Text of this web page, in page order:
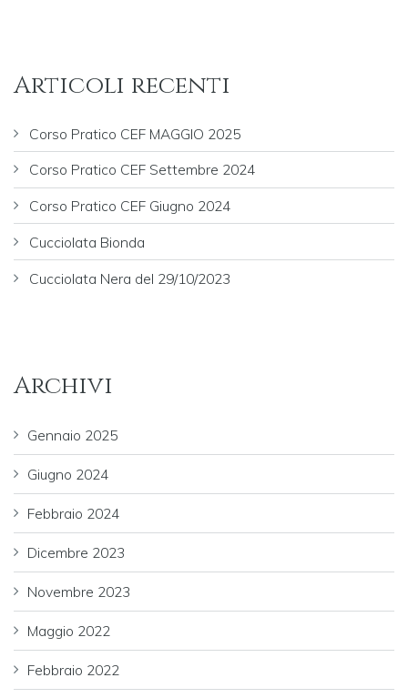
Articoli recenti
Corso Pratico CEF MAGGIO 2025
Corso Pratico CEF Settembre 2024
Corso Pratico CEF Giugno 2024
Cucciolata Bionda
Cucciolata Nera del 29/10/2023
Archivi
Gennaio 2025
Giugno 2024
Febbraio 2024
Dicembre 2023
Novembre 2023
Maggio 2022
Febbraio 2022